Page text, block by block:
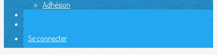
Adhésion
Se connecter